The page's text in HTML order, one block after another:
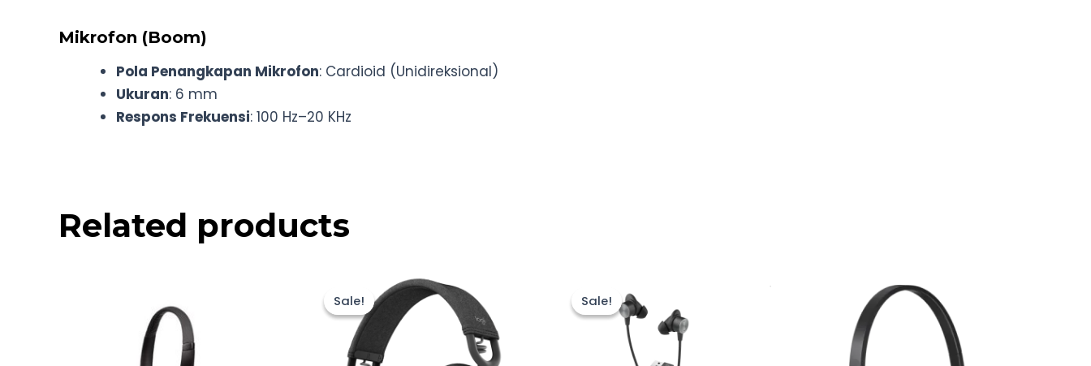
Mikrofon (Boom)
Pola Penangkapan Mikrofon: Cardioid (Unidireksional)
Ukuran: 6 mm
Respons Frekuensi: 100 Hz–20 KHz
Related products
Sale!
Sale!
Original
price
was:
Rp1.500.000.
price
is:
Rp1.420.000.
Sale!
Sale!
was:
Rp1.600.000.